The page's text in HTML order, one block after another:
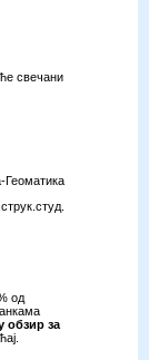
свечани
Геоматика
од
обзир за